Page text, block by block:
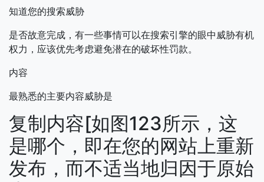
知道您的搜索威胁
是否故意完成，有一些事情可以在搜索引擎的眼中威胁有机
权力，应该优先考虑避免潜在的破坏性罚款。
内容
最熟悉的主要内容威胁是
复制内容[如图123所示，这
是哪个，即在您的网站上重新
发布，而不适当地归因于原始